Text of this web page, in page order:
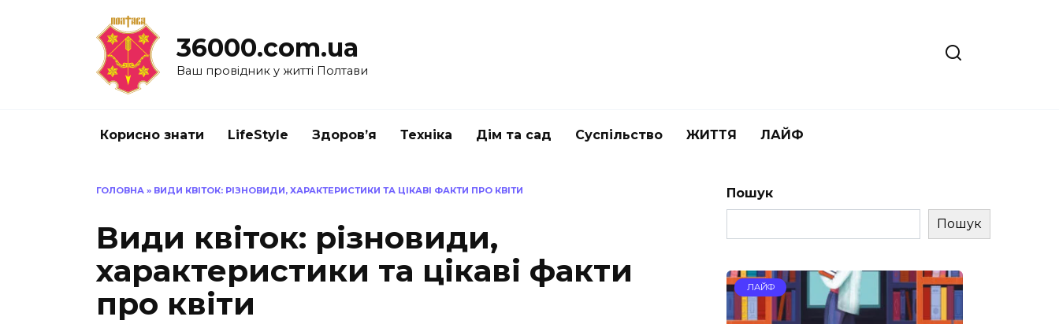
36000.com.ua
Ваш провідник у житті Полтави
Корисно знати LifeStyle Здоров’я Техніка Дім та сад Суспільство ЖИТТЯ ЛАЙФ
ГОЛОВНА » ВИДИ КВІТОК: РІЗНОВИДИ, ХАРАКТЕРИСТИКИ ТА ЦІКАВІ ФАКТИ ПРО КВІТИ
Види квіток: різновиди,
характеристики та цікаві факти
про квіти
Пошук
Пошук
ЛАЙФ